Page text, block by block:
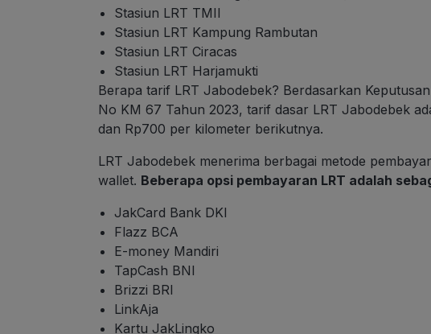
Stasiun LRT TMII
Stasiun LRT Kampung Rambutan
Stasiun LRT Ciracas
Stasiun LRT Harjamukti
Berapa tarif LRT Jabodebek? Berdasarkan
No KM 67 Tahun 2023, tarif dasar LRT Jabodebek
dan Rp700 per kilometer berikutnya.
LRT Jabodebek menerima berbagai metode
wallet. Beberapa opsi pembayaran LRT adalah
JakCard Bank DKI
Flazz BCA
E-money Mandiri
TapCash BNI
Brizzi BRI
LinkAja
Kartu JakLingko